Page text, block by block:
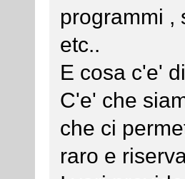
programmi ,
etc..
E cosa c'e'
C'e' che
che ci
raro e